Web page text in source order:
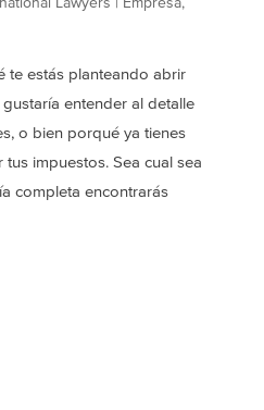
Lawyers Empresa,
te estás planteando abrir
entender al detalle
o bien porqué ya tienes
impuestos. Sea cual sea
completa encontrarás